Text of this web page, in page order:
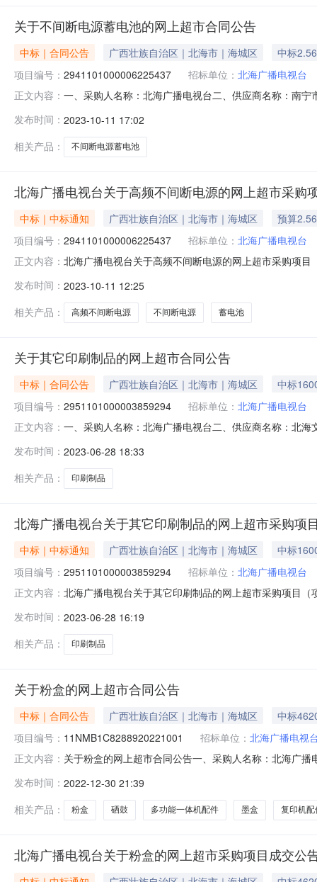
关于不间断电源蓄电池的网上超市合同公告
中标｜合同公告 广西壮族自治区｜北海市｜海城区
中标
项目编号： 2941101000006225437 招标单位： 北海广播电视台
正文内容： 一、采购人名称：北海广播电视台二、供应商名称：南
32.0080025600服务要求或标的基本概况：七、其它事
发布时间： 2023-10-11 17:02
相关产品：
不间断电源蓄电池
北海广播电视台关于高频不间断电源的网上超市采购
中标｜中标通知 广西壮族自治区｜北海市｜海城区
预算
项目编号： 2941101000006225437 招标单位： 北海广播电视台
正文内容： 北海广播电视台关于高频不间断电源的网上超市采购项
1202309060001-000125600.0项目所在行政区划编码
发布时间： 2023-10-11 12:25
相关产品：
高频不间断电源 不间断电源 蓄电池
关于其它印刷制品的网上超市合同公告
中标｜合同公告 广西壮族自治区｜北海市｜海城区
中标
项目编号： 2951101000003859294 招标单位： 北海广播电视台
正文内容： 一、采购人名称：北海广播电视台二、供应商名称：北
项：/八、联系方式1、采购人名称：北海广播电视台联
发布时间： 2023-06-28 18:33
相关产品：
印刷制品
北海广播电视台关于其它印刷制品的网上超市采购项
中标｜中标通知 广西壮族自治区｜北海市｜海城区
中标
项目编号： 2951101000003859294 招标单位： 北海广播电视台
正文内容： 北海广播电视台关于其它印刷制品的网上超市采购项目
称:北海市本级报价起止时间:-二、采购单位信息采购单
发布时间： 2023-06-28 16:19
相关产品：
印刷制品
关于粉盒的网上超市合同公告
中标｜合同公告 广西壮族自治区｜北海市｜海城区
中标
项目编号： 11NMB1C8288920221001 招标单位： 北海广播电视
正文内容： 关于粉盒的网上超市合同公告一、采购人名称：北海广
下/PanasonicKX-FAC296CN支1.0060602松下KX-
发布时间： 2022-12-30 21:39
相关产品：
粉盒 硒鼓 多功能一体机配件 墨盒 复印机配
北海广播电视台关于粉盒的网上超市采购项目成交公